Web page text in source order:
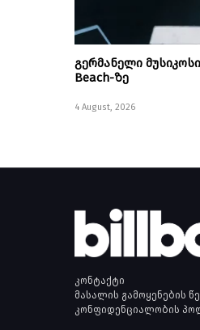
გერმანელი
Beach-ზე
4 August, 2026
კონტაქტი
მასალის გამოყენების
კონფიდენციალობის